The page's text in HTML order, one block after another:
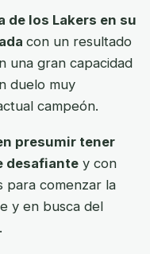
de los Lakers en su
con un resultado
una gran capacidad
duelo muy
campeón.
presumir tener
desafiante y con
para comenzar la
y en busca del